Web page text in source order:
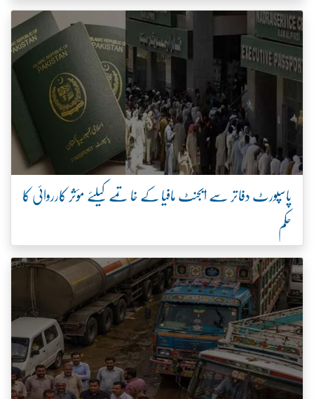
پاسپورٹ دفاتر سے ایجنٹ مافیا کے خاتمے کیلئے مؤثر کارروائی کا
حکم